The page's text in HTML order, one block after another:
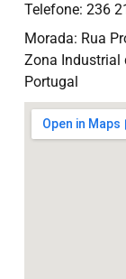
Telefone: 236
Morada: Rua
Zona
Portugal